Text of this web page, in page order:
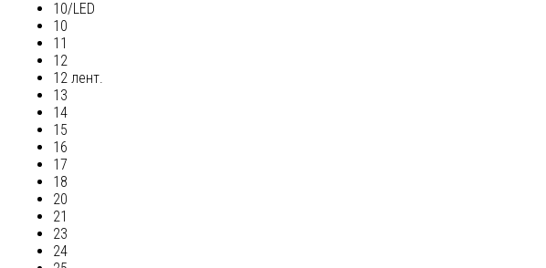
10/LED
10
11
12
12 лент.
13
14
15
16
17
18
20
21
23
24